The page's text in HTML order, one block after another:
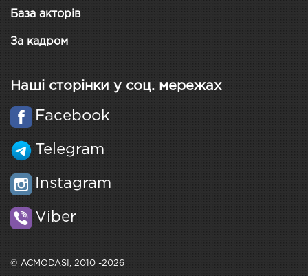
База акторів
За кадром
Наші сторінки у соц. мережах
Facebook
Telegram
Instagram
Viber
© ACMODASI, 2010 -2026